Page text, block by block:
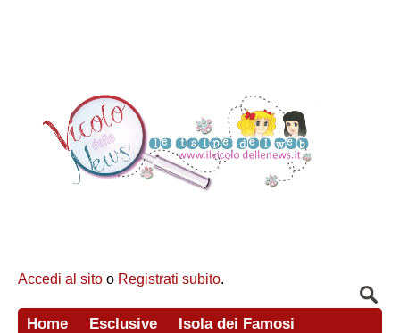
Accedi al sito o Registrati subito.
Home Esclusive
Isola dei Famosi